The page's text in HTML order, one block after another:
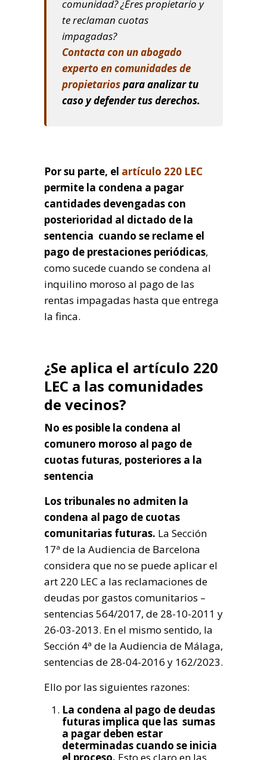
comunidad? ¿Eres propietario y
te reclaman cuotas
impagadas?
Contacta con un abogado
experto en comunidades de
propietariospara analizar tu
caso y defender tus derechos.
Por su parte, el artículo 220 LEC
permite la condena a pagar
cantidades devengadas con
posterioridad al dictado de la
sentencia cuando se reclame el
pago de prestaciones periódicas,
como sucede cuando se condena al
inquilino moroso al pago de las
rentas impagadas hasta que entrega
la finca.
¿Se aplica el artículo 220
LEC a las comunidades
de vecinos?
No es posible la condena al
comunero moroso al pago de
cuotas futuras, posteriores a la
sentencia
Los tribunales no admiten la
condena al pago de cuotas
comunitarias futuras. La Sección
17ª de la Audiencia de Barcelona
considera que no se puede aplicar el
art 220 LEC a las reclamaciones de
deudas por gastos comunitarios –
sentencias 564/2017, de 28-10-2011 y
26-03-2013. En el mismo sentido, la
Sección 4ª de la Audiencia de Málaga,
sentencias de 28-04-2016 y 162/2023.
Ello por las siguientes razones:
La condena al pago de deudas
futuras implica que las sumas
a pagar deben estar
determinadas cuando se inicia